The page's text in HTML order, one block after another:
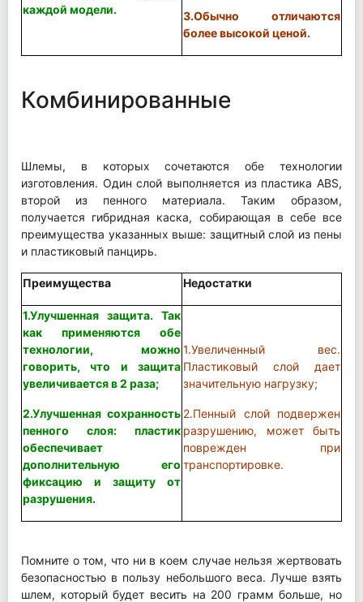
каждой модели.
3.Обычно отличаются
более высокой ценой.
Комбинированные
Шлемы, в которых сочетаются обе технологии
изготовления. Один слой выполняется из пластика ABS,
второй из пенного материала. Таким образом,
получается гибридная каска, собирающая в себе все
преимущества указанных выше: защитный слой из пены
и пластиковый панцирь.
Преимущества Недостатки
1.Улучшенная защита. Так
как применяются обе
технологии, можно
говорить, что и защита
увеличивается в 2 раза;
2.Улучшенная сохранность
пенного слоя: пластик
обеспечивает
дополнительную его
фиксацию и защиту от
разрушения.
1.Увеличенный вес.
Пластиковый слой дает
значительную нагрузку;
2.Пенный слой подвержен
разрушению, может быть
поврежден при
транспортировке.
Помните о том, что ни в коем случае нельзя жертвовать
безопасностью в пользу небольшого веса. Лучше взять
шлем, который будет весить на 200 грамм больше, но